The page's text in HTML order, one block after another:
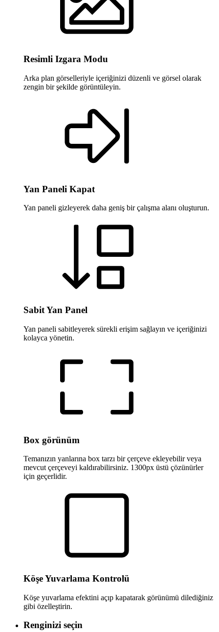
Resimli Izgara Modu
Arka plan görselleriyle içeriğinizi düzenli ve görsel olarak
zengin bir şekilde görüntüleyin.
Yan Paneli Kapat
Yan paneli gizleyerek daha geniş bir çalışma alanı oluşturun.
Sabit Yan Panel
Yan paneli sabitleyerek sürekli erişim sağlayın ve içeriğinizi
kolayca yönetin.
Box görünüm
Temanızın yanlarına box tarzı bir çerçeve ekleyebilir veya
mevcut çerçeveyi kaldırabilirsiniz. 1300px üstü çözünürler
için geçerlidir.
Köşe Yuvarlama Kontrolü
Köşe yuvarlama efektini açıp kapatarak görünümü dilediğiniz
gibi özelleştirin.
Renginizi seçin